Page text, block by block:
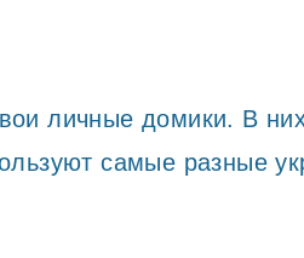
личные домики. В
самые разные